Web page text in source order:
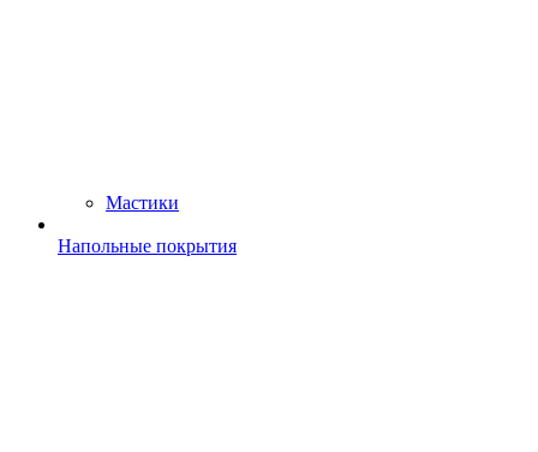
Мастики
Напольные покрытия